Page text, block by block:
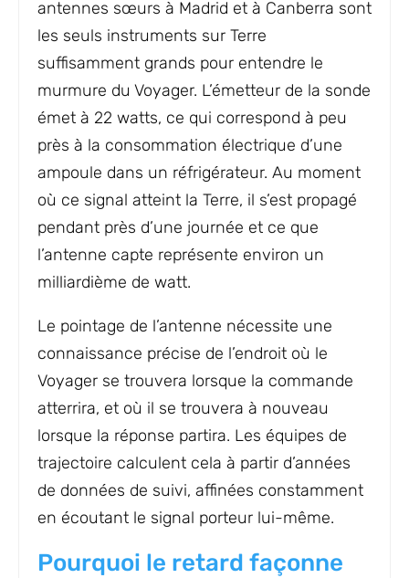
antennes sœurs à Madrid et à Canberra sont
les seuls instruments sur Terre
suffisamment grands pour entendre le
murmure du Voyager. L’émetteur de la sonde
émet à 22 watts, ce qui correspond à peu
près à la consommation électrique d’une
ampoule dans un réfrigérateur. Au moment
où ce signal atteint la Terre, il s’est propagé
pendant près d’une journée et ce que
l’antenne capte représente environ un
milliardième de watt.
Le pointage de l’antenne nécessite une
connaissance précise de l’endroit où le
Voyager se trouvera lorsque la commande
atterrira, et où il se trouvera à nouveau
lorsque la réponse partira. Les équipes de
trajectoire calculent cela à partir d’années
de données de suivi, affinées constamment
en écoutant le signal porteur lui-même.
Pourquoi le retard façonne